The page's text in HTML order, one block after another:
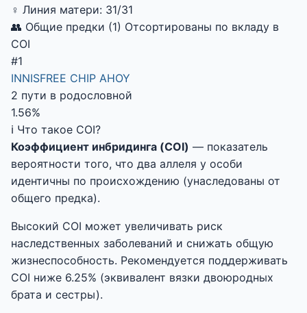
♀ Линия матери: 31/31
👥 Общие предки (1) Отсортированы по вкладу в
COI
#1
INNISFREE CHIP AHOY
2 пути в родословной
1.56%
ℹ️ Что такое COI?
Коэффициент инбридинга (COI) — показатель
вероятности того, что два аллеля у особи
идентичны по происхождению (унаследованы от
общего предка).
Высокий COI может увеличивать риск
наследственных заболеваний и снижать общую
жизнеспособность. Рекомендуется поддерживать
COI ниже 6.25% (эквивалент вязки двоюродных
брата и сестры).